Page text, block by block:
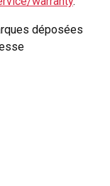
déposées